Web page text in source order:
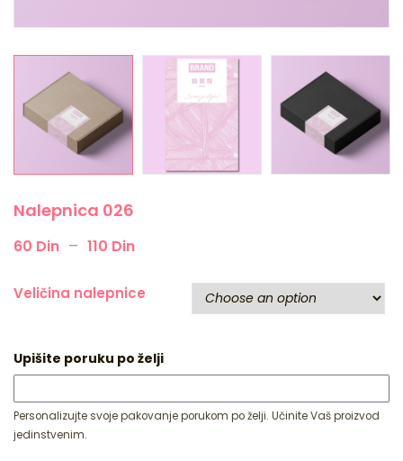
Nalepnica 026
60 Din – 110 Din
Veličina nalepnice
Upišite poruku po želji
Personalizujte svoje pakovanje porukom po želji. Učinite Vaš proizvod
jedinstvenim.